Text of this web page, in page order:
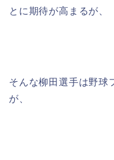
とに期待が高まるが、
そんな柳田選手は野球
が、